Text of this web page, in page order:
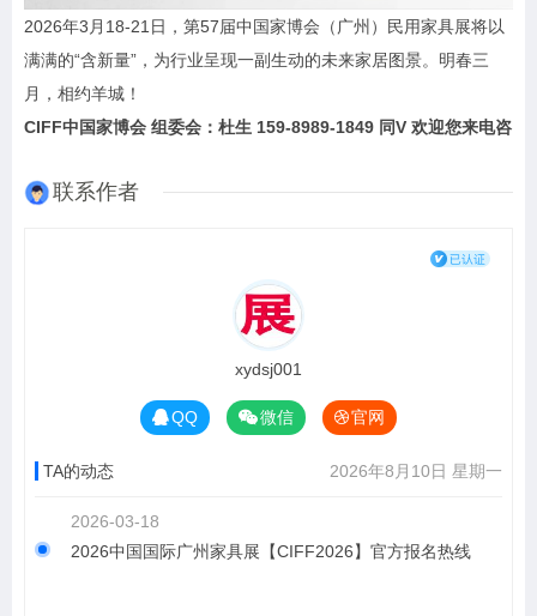
2026年3月18-21日，第57届中国家博会（广州）民用家具展将以
满满的“含新量”，为行业呈现一副生动的未来家居图景。明春三
月，相约羊城！
CIFF中国家博会 组委会：杜生 159-8989-1849 同V 欢迎您来电咨
联系作者
xydsj001
QQ 微信 官网
TA的动态 2026年8月10日 星期一
2026-03-18
2026中国国际广州家具展【CIFF2026】官方报名热线